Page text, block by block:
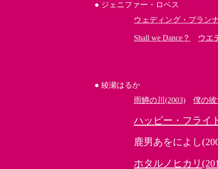
● ジェニファー・ロベス
ウェディング・プラン
Shall we Dance？ ウエ
●綾瀬はるか
雨鱒の川(2003)
僕の彼
ハッピー・フライ
鹿男あをによし
ホタルノヒカリ